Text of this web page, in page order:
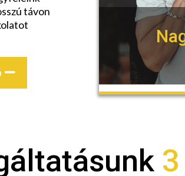
távon